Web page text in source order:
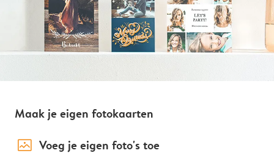
Maak je eigen fotokaarten
image_placeholder Voeg je eigen foto's toe